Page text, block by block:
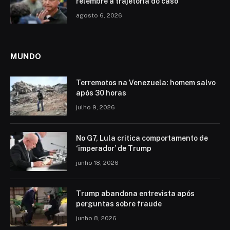
agosto 6, 2026
MUNDO
Terremotos na Venezuela: homem salvo
após 30 horas
julho 9, 2026
No G7, Lula critica comportamento de
‘imperador’ de Trump
junho 18, 2026
Trump abandona entrevista após
perguntas sobre fraude
junho 8, 2026